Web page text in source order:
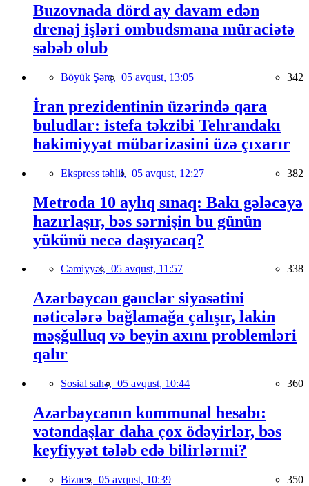
Buzovnada dörd ay davam edən
drenaj işləri ombudsmana müraciətə
səbəb olub
Böyük Şərq, 05 avqust, 13:05 342
İran prezidentinin üzərində qara
buludlar: istefa təkzibi Tehrandakı
hakimiyyət mübarizəsini üzə çıxarır
Ekspress təhlil, 05 avqust, 12:27 382
Metroda 10 aylıq sınaq: Bakı gələcəyə
hazırlaşır, bəs sərnişin bu günün
yükünü necə daşıyacaq?
Cəmiyyət, 05 avqust, 11:57 338
Azərbaycan gənclər siyasətini
nəticələrə bağlamağa çalışır, lakin
məşğulluq və beyin axını problemləri
qalır
Sosial sahə, 05 avqust, 10:44 360
Azərbaycanın kommunal hesabı:
vətəndaşlar daha çox ödəyirlər, bəs
keyfiyyət tələb edə bilirlərmi?
Biznes, 05 avqust, 10:39 350